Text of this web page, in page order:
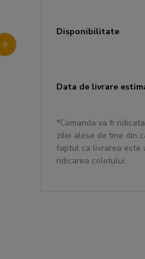
Disponibilitate
Data de livrare
*Comanda va fi
zilei alese de tine din
faptul ca livrarea este
ridicarea coletului.